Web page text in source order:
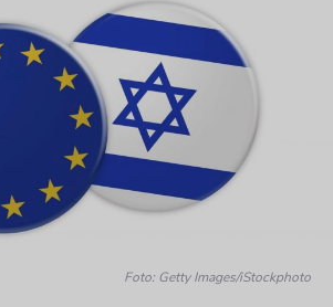
Foto: Getty Images/iStockphoto